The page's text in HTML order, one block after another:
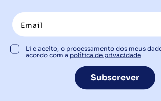
Li e aceito, o processamento dos meus
acordo com a política de privacidade
Subscrever